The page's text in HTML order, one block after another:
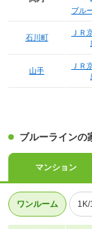
ブル
石川町
ＪＲ
山手
ＪＲ
ブルーラインの
マンション
ワンルーム